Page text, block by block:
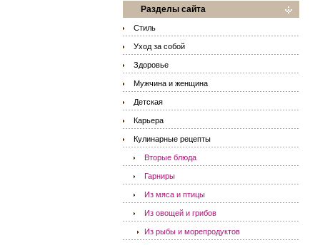
Разделы сайта
Стиль
Уход за собой
Здоровье
Мужчина и женщина
Детская
Карьера
Кулинарные рецепты
Вторые блюда
Гарниры
Из мяса и птицы
Из овощей и грибов
Из рыбы и морепродуктов